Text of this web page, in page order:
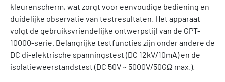
kleurenscherm, wat zorgt voor eenvoudige bediening en
duidelijke observatie van testresultaten. Het apparaat
volgt de gebruiksvriendelijke ontwerpstijl van de GPT-
10000-serie. Belangrijke testfuncties zijn onder andere de
DC di-elektrische spanningstest (DC 12kV/10mA) en de
isolatieweerstandstest (DC 50V ~ 5000V/50GΩ max.).